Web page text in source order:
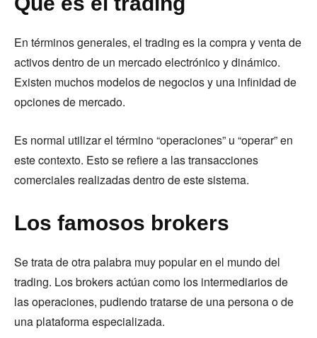
En términos generales, el trading es la compra y venta de
activos dentro de un mercado electrónico y dinámico.
Existen muchos modelos de negocios y una infinidad de
opciones de mercado.
Es normal utilizar el término “operaciones” u “operar” en
este contexto. Esto se refiere a las transacciones
comerciales realizadas dentro de este sistema.
Los famosos brokers
Se trata de otra palabra muy popular en el mundo del
trading. Los brokers actúan como los intermediarios de
las operaciones, pudiendo tratarse de una persona o de
una plataforma especializada.